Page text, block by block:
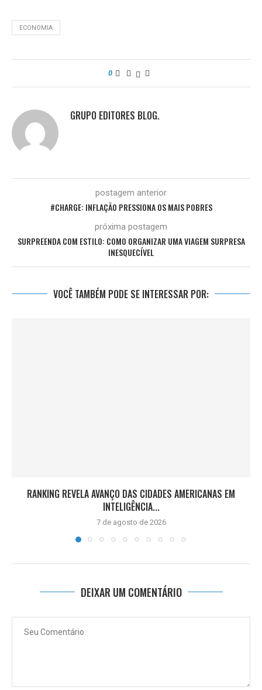
ECONOMIA
0
GRUPO EDITORES BLOG.
postagem anterior
#CHARGE: INFLAÇÃO PRESSIONA OS MAIS POBRES
próxima postagem
SURPREENDA COM ESTILO: COMO ORGANIZAR UMA VIAGEM SURPRESA
INESQUECÍVEL
VOCÊ TAMBÉM PODE SE INTERESSAR POR:
RANKING REVELA AVANÇO DAS CIDADES AMERICANAS EM
INTELIGÊNCIA...
7 de agosto de 2026
DEIXAR UM COMENTÁRIO